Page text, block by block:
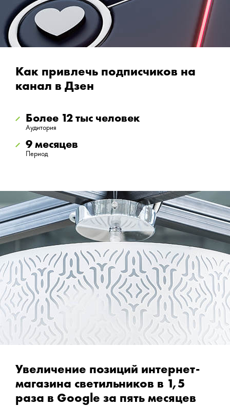
Как привлечь подписчиков на
канал в Дзен
Более 12 тыс человек
Аудитория
9 месяцев
Период
Увеличение позиций интернет-
магазина светильников в 1,5
раза в Google за пять месяцев